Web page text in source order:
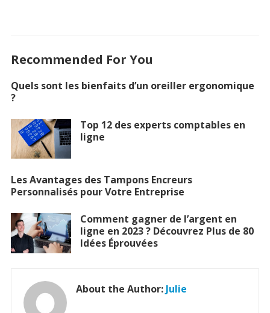
Recommended For You
Quels sont les bienfaits d’un oreiller ergonomique
?
Top 12 des experts comptables en
ligne
Les Avantages des Tampons Encreurs
Personnalisés pour Votre Entreprise
Comment gagner de l’argent en
ligne en 2023 ? Découvrez Plus de 80
Idées Éprouvées
About the Author: Julie